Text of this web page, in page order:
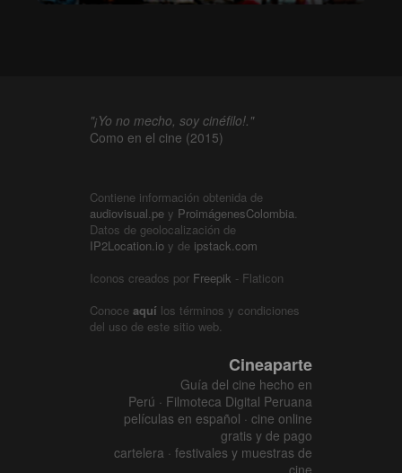
"¡Yo no mecho, soy cinéfilo!."
Como en el cine (2015)
Contiene información obtenida de
audiovisual.pe y ProimágenesColombia.
Datos de geolocalización de
IP2Location.io y de ipstack.com
Iconos creados por Freepik - Flaticon
Conoce aquí los términos y condiciones
del uso de este sitio web.
Cineaparte
Guía del cine hecho en
Perú · Filmoteca Digital Peruana
películas en español · cine online
gratis y de pago
cartelera · festivales y muestras de